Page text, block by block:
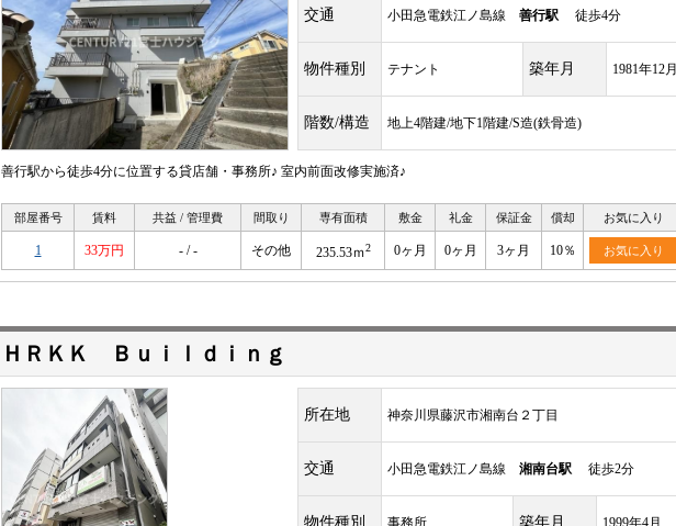
交通 小田急電鉄江ノ島線 善行駅 徒歩4分
物件種別 テナント 築年月 1981年12月
階数/構造 地上4階建/地下1階建/S造(鉄骨造)
善行駅から徒歩4分に位置する貸店舗・事務所♪ 室内前面改修実施済♪
部屋番号 賃料 共益 / 管理費 間取り 専有面積 敷金 礼金 保証金 償却 お気に入り
1 33万円 - / - その他 235.53ｍ2 0ヶ月 0ヶ月 3ヶ月 10％ お気に入り
ＨＲＫＫ Ｂｕｉｌｄｉｎｇ
所在地 神奈川県藤沢市湘南台２丁目
交通 小田急電鉄江ノ島線 湘南台駅 徒歩2分
物件種別 事務所 築年月 1999年4月